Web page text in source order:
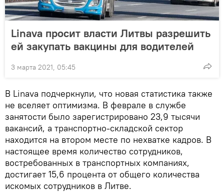
Linava просит власти Литвы разрешить
ей закупать вакцины для водителей
3 марта 2021, 05:45
В Linava подчеркнули, что новая статистика также
не вселяет оптимизма. В феврале в службе
занятости было зарегистрировано 23,9 тысячи
вакансий, а транспортно-складской сектор
находится на втором месте по нехватке кадров. В
настоящее время количество сотрудников,
востребованных в транспортных компаниях,
достигает 15,6 процента от общего количества
искомых сотрудников в Литве.